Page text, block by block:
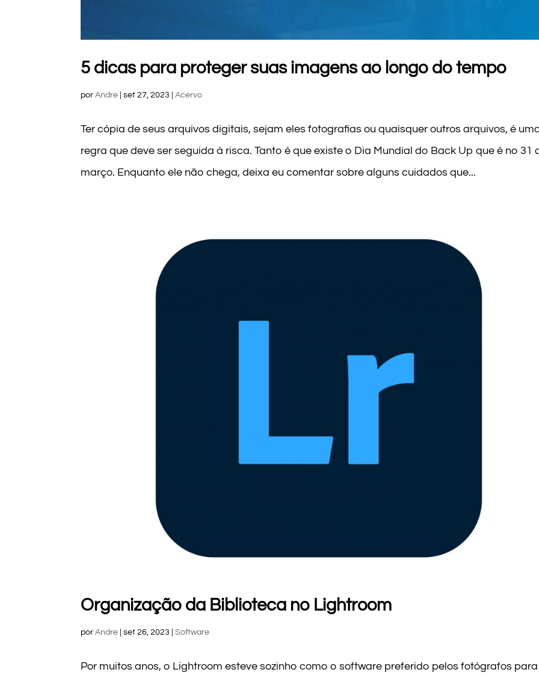
5 dicas para proteger suas imagens ao longo do tempo
porAndre |set 27, 2023 |Acervo
Ter cópia de seus arquivos digitais, sejam eles fotografias ou quaisquer outros arquivos, é
regra que deve ser seguida à risca. Tanto é que existe o Dia Mundial do Back Up que é no 31
março. Enquanto ele não chega, deixa eu comentar sobre alguns cuidados que...
Organização da Biblioteca no Lightroom
porAndre |set 26, 2023 |Software
Por muitos anos, o Lightroom esteve sozinho como o software preferido pelos fotógrafos para